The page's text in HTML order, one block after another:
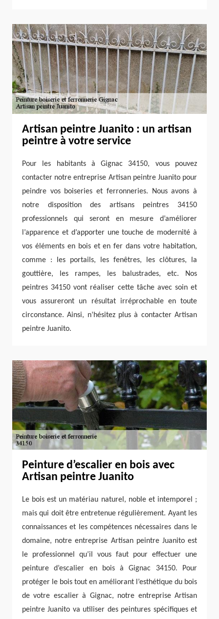
Artisan peintre Juanito : un artisan
peintre à votre service
Pour les habitants à Gignac 34150, vous pouvez
contacter notre entreprise Artisan peintre Juanito pour
peindre vos boiseries et ferronneries. Nous avons à
notre disposition des artisans peintres 34150
professionnels qui seront en mesure d’améliorer
l’apparence et d’apporter une touche de modernité à
vos éléments en bois et en fer dans votre habitation,
comme : les portails, les fenêtres, les clôtures, la
gouttière, les rampes, les balustrades, etc. Nos
peintres 34150 vont réaliser cette tâche avec soin et
vous assureront un résultat irréprochable en toute
circonstance. Ainsi, n’hésitez plus à contacter Artisan
peintre Juanito.
Peinture d’escalier en bois avec
Artisan peintre Juanito
Le bois est un matériau naturel, noble et intemporel ;
mais qui doit être entretenue régulièrement. Ayant les
connaissances et les compétences nécessaires dans le
domaine, notre entreprise Artisan peintre Juanito est
le professionnel qu’il vous faut pour effectuer une
peinture d’escalier en bois à Gignac 34150. Pour
protéger le bois tout en améliorant l’esthétique du bois
de votre escalier à Gignac, notre entreprise Artisan
peintre Juanito va utiliser des peintures spécifiques et